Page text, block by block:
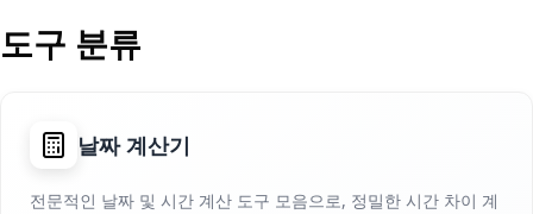
도구 분류
날짜 계산기
전문적인 날짜 및 시간 계산 도구 모음으로, 정밀한 시간 차이 계